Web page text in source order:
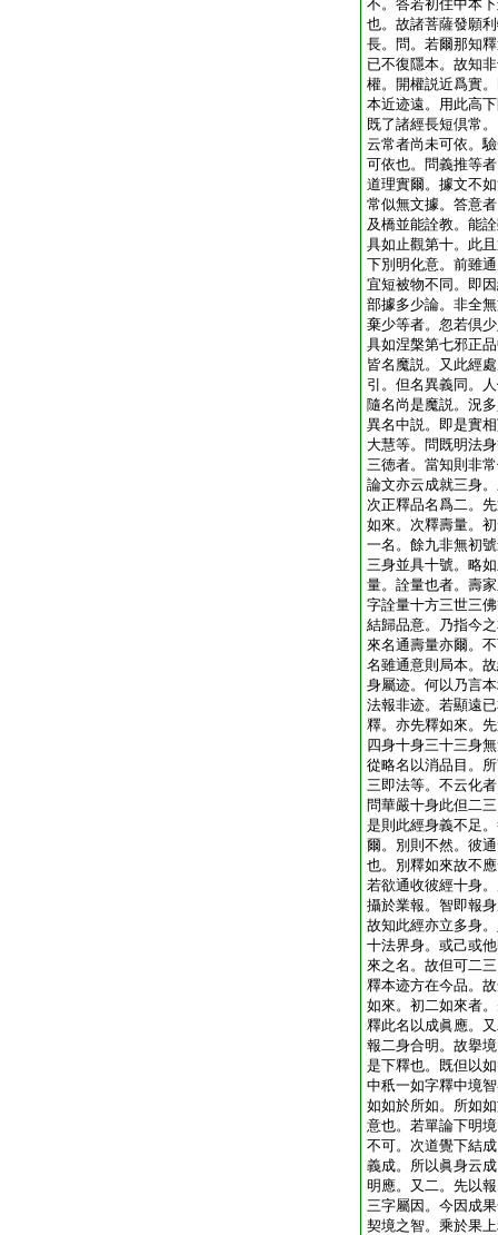
不。答若初住中本
也。故諸菩薩發願
長。問。若爾那知
已不復隱本。故知
權。開權説近爲實
本近迹遠。用此高
既了諸經長短倶常
云常者尚未可依。
可依也。問義推等
道理實爾。據文不
常似無文據。答意
及橋並能詮教。能
具如止觀第十。此
下別明化意。前雖
宜短被物不同。即
部據多少論。非全
棄少等者。忽若倶
具如涅槃第七邪正
皆名魔説。又此經
引。但名異義同。
隨名尚是魔説。況
異名中説。即是實
大慧等。問既明法
三徳者。當知則非
論文亦云成就三身
次正釋品名爲二。
如來。次釋壽量。
一名。餘九非無初
三身並具十號。略
量。詮量也者。壽
字詮量十方三世三
結歸品意。乃指今
來名通壽量亦爾。
名雖通意則局本。
身屬迹。何以乃言
法報非迹。若顯遠
釋。亦先釋如來。
四身十身三十三身
從略名以消品目。
三即法等。不云化
問華嚴十身此但二
是則此經身義不足
爾。別則不然。彼
也。別釋如來故不
若欲通收彼經十身
攝於業報。智即報
故知此經亦立多身
十法界身。或己或
來之名。故但可二
釋本迹方在今品。
如來。初二如來者
釋此名以成眞應。
報二身合明。故擧
是下釋也。既但以
中秖一如字釋中境
如如於所如。所如
意也。若單論下明
不可。次道覺下結
義成。所以眞身云
明應。又二。先以
三字屬因。今因成
契境之智。乘於果